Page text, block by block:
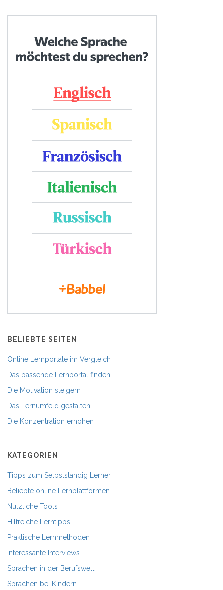
BELIEBTE SEITEN
Online Lernportale im Vergleich
Das passende Lernportal finden
Die Motivation steigern
Das Lernumfeld gestalten
Die Konzentration erhöhen
KATEGORIEN
Tipps zum Selbstständig Lernen
Beliebte online Lernplattformen
Nützliche Tools
Hilfreiche Lerntipps
Praktische Lernmethoden
Interessante Interviews
Sprachen in der Berufswelt
Sprachen bei Kindern